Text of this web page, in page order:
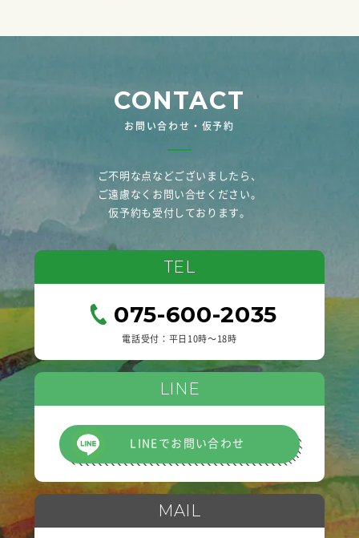
CONTACT
お問い合わせ・仮予約
ご不明な点などございましたら、
ご遠慮なくお問い合せください。
仮予約も受付しております。
TEL
075-600-2035
電話受付：平日10時〜18時
LINE
LINEでお問い合わせ
MAIL